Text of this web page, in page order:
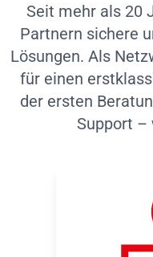
Seit mehr als 20
Partnern sichere
Lösungen. Als
für einen
der ersten
Support –